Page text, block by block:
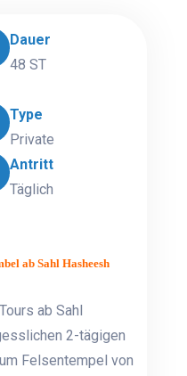
Dauer
48 ST
Type
Private
Antritt
Täglich
ab Sahl Hasheesh
ab Sahl
2-tägigen
Felsentempel von